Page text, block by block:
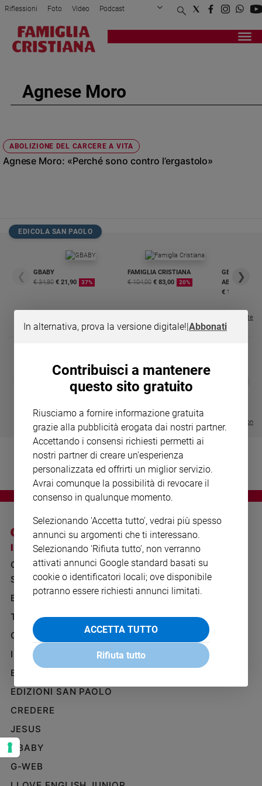
Attualità
Politica
Mondo
e
giustizia
Papa
Chiesa
spiritualità
Società
e
Ambiente
e
Aziende
di
Caso
della
settimana
Diversità
e
Costume
Cultura
e
spettacoli
Riflessioni Foto Video Podcast
Privacy Policy Chi siamo
Registrati Redazione
Agnese Moro
ABOLIZIONE DEL CARCERE A VITA
Agnese Moro: «Perché sono contro l’ergastolo»
EDICOLA SAN PAOLO
❮
GBABY
€ 34,80 € 21,90 37%
FAMIGLIA CRISTIANA
€ 104,00 € 83,00 20%
GBABY
€ 16,99
❯
Visualizza tutte le riviste
LE GRANDI BASILICHE ITALIANE
- VOL DA 1 AL 5
DIARIO G 2026-27
€ 8,90
- € 8,90
Visualizza tutte le collection
I SITI SAN PAOLO
GRUPPO EDITORIALE
SAN PAOLO
BENESSERE
TELENOVA
GAZZETTA D'ALBA
IL GIORNALINO
EDICOLA SAN PAOLO
EDIZIONI SAN PAOLO
CREDERE
JESUS
GBABY
G-WEB
NOTE LEGALI
PRIVACY POLICY
INFORMATIVA
WHISTLEBLOWING
In alternativa, prova la versione digitale!|Abbonati
Contribuisci a mantenere
questo sito gratuito
Riusciamo a fornire informazione gratuita
grazie alla pubblicità erogata dai nostri partner.
Accettando i consensi richiesti permetti ai
nostri partner di creare un'esperienza
personalizzata ed offrirti un miglior servizio.
Avrai comunque la possibilità di revocare il
consenso in qualunque momento.
Selezionando 'Accetta tutto', vedrai più spesso
annunci su argomenti che ti interessano.
Selezionando 'Rifiuta tutto', non verranno
attivati annunci Google standard basati su
cookie o identificatori locali; ove disponibile
potranno essere richiesti annunci limitati.
ACCETTA TUTTO
Rifiuta tutto